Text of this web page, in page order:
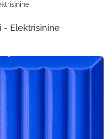
- Elektrisinine